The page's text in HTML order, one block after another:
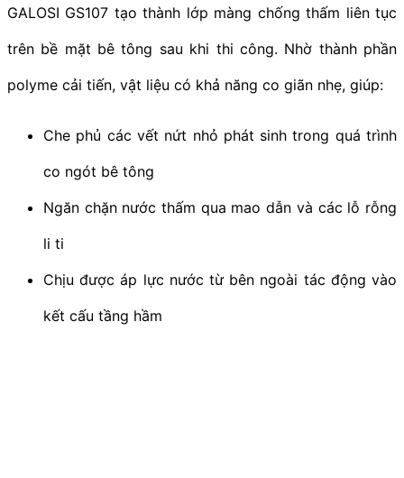
GALOSI GS107 tạo thành lớp màng chống thấm liên tục
trên bề mặt bê tông sau khi thi công. Nhờ thành phần
polyme cải tiến, vật liệu có khả năng co giãn nhẹ, giúp:
Che phủ các vết nứt nhỏ phát sinh trong quá trình
co ngót bê tông
Ngăn chặn nước thấm qua mao dẫn và các lỗ rỗng
li ti
Chịu được áp lực nước từ bên ngoài tác động vào
kết cấu tầng hầm